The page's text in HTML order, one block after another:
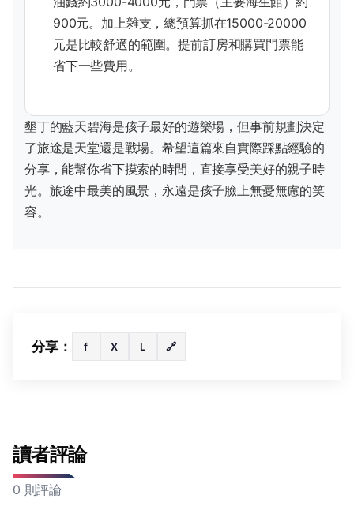
900元。加上雜支，總預算抓在15000-20000
元是比較舒適的範圍。提前訂房和購買門票能
省下一些費用。
墾丁的藍天碧海是孩子最好的遊樂場，但事前規劃決定
了旅途是天堂還是戰場。希望這篇來自實際踩點經驗的
分享，能幫你省下摸索的時間，直接享受美好的親子時
光。旅途中最美的風景，永遠是孩子臉上無憂無慮的笑
容。
分享： f X L 🔗
讀者評論
0 則評論